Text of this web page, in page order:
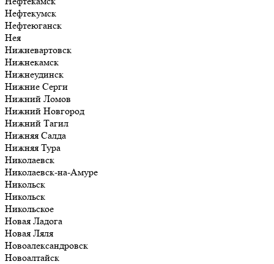
Нефтекумск
Нефтеюганск
Нея
Нижневартовск
Нижнекамск
Нижнеудинск
Нижние Серги
Нижний Ломов
Нижний Новгород
Нижний Тагил
Нижняя Салда
Нижняя Тура
Николаевск
Николаевск-на-Амуре
Никольск
Никольск
Никольское
Новая Ладога
Новая Ляля
Новоалександровск
Новоалтайск